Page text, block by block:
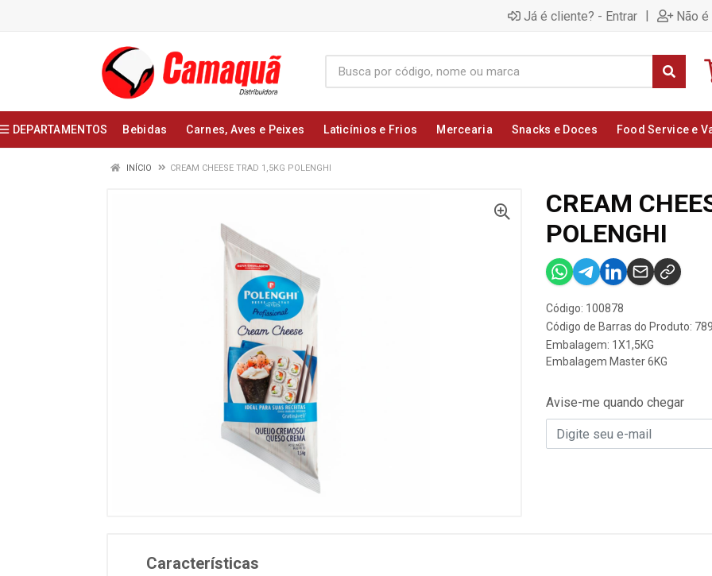
Já é cliente? - Entrar | Não
DEPARTAMENTOS Bebidas Carnes, Aves e Peixes Laticínios e Frios Mercearia Snacks e Doces Food Service e
INÍCIO CREAM CHEESE TRAD 1,5KG POLENGHI
CREAM
POLENGHI
Código: 100878
Código de Barras do Produto:
Embalagem: 1X1,5KG
Embalagem Master 6KG
Avise-me quando chegar
Características